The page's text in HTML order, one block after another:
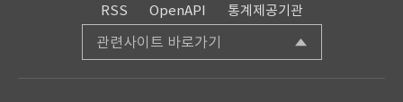
RSS
OpenAPI 통계제공기관
관련사이트 바로가기